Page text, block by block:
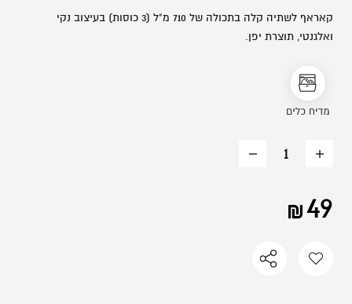
זכור אותי שכחתי סיסמה
קאראף לשתיה קלה בתכולה של 710 מ"ל (3 כוסות) בעיצוב נקי
ואלגנטי, תוצרת יפן.
49